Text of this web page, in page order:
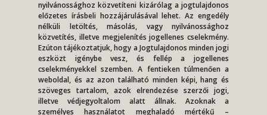
nyilvánossághoz közvetíteni kizárólag a jogtulajdonos
előzetes írásbeli hozzájárulásával lehet. Az engedély
nélküli letöltés, másolás, vagy nyilvánossághoz
közvetítés, illetve megjelenítés jogellenes cselekmény.
Ezúton tájékoztatjuk, hogy a Jogtulajdonos minden jogi
eszközt igénybe vesz, és fellép a jogellenes
cselekményekkel szemben. A fentieken túlmenően a
weboldal, és az azon található minden képi, hang és
szöveges tartalom, azok elrendezése szerzői jogi,
illetve védjegyoltalom alatt állnak. Azoknak a
személyes használatot meghaladó mértékű –